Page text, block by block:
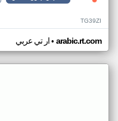
TG39ZI
ار تي عربي• arabic.rt.com